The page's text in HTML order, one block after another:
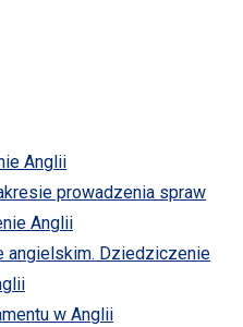
Anglii
prowadzenia spraw
Anglii
angielskim. Dziedziczenie
w Anglii